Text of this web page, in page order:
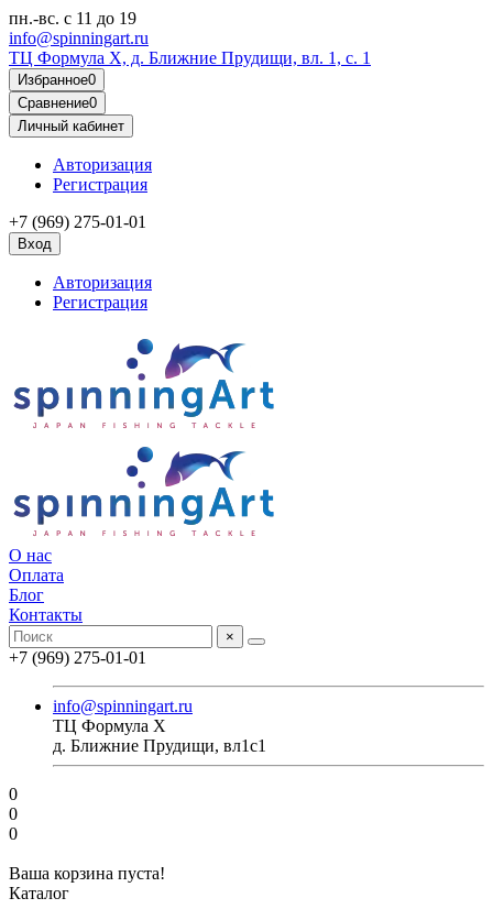
пн.-вс. с 11 до 19
info@spinningart.ru
ТЦ Формула X, д. Ближние Прудищи, вл. 1, с. 1
Избранное0
Сравнение0
Личный кабинет
Авторизация
Регистрация
+7 (969) 275-01-01
Вход
Авторизация
Регистрация
О нас
Оплата
Блог
Контакты
×
+7 (969) 275-01-01
info@spinningart.ru
ТЦ Формула X
д. Ближние Прудищи, вл1с1
0
0
0
Ваша корзина пуста!
Каталог